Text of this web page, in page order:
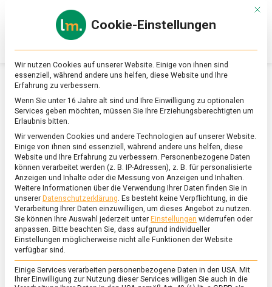
Online-
Magazin
zu
&
Ernährung
SCHLAGWORT:ANTHOCYANEN
Mit
Cookie-Einstellungen
Wir nutzen Cookies auf unserer Website. Einige von ihnen sind
essenziell, während andere uns helfen, diese Website und Ihre
Erfahrung zu verbessern.
Wenn Sie unter 16 Jahre alt sind und Ihre Einwilligung zu optionalen
Services geben möchten, müssen Sie Ihre Erziehungsberechtigten um
Erlaubnis bitten.
Wir verwenden Cookies und andere Technologien auf unserer Website.
Einige von ihnen sind essenziell, während andere uns helfen, diese
Website und Ihre Erfahrung zu verbessern. Personenbezogene Daten
können verarbeitet werden (z. B. IP-Adressen), z. B. für personalisierte
Anzeigen und Inhalte oder die Messung von Anzeigen und Inhalten.
Weitere Informationen über die Verwendung Ihrer Daten finden Sie in
unserer Datenschutzerklärung. Es besteht keine Verpflichtung, in die
Verarbeitung Ihrer Daten einzuwilligen, um dieses Angebot zu nutzen.
Sie können Ihre Auswahl jederzeit unter Einstellungen widerrufen oder
anpassen. Bitte beachten Sie, dass aufgrund individueller
Einstellungen möglicherweise nicht alle Funktionen der Website
verfügbar sind.
Einige Services verarbeiten personenbezogene Daten in den USA. Mit
Ihrer Einwilligung zur Nutzung dieser Services willigen Sie auch in die